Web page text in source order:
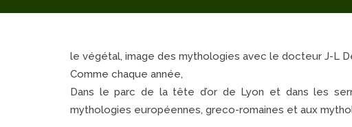
le végétal, image des mythologies avec le docteur J-L
Comme chaque année,
Dans le parc de la tête d’or de Lyon et dans les
mythologies européennes, greco-romaines et aux